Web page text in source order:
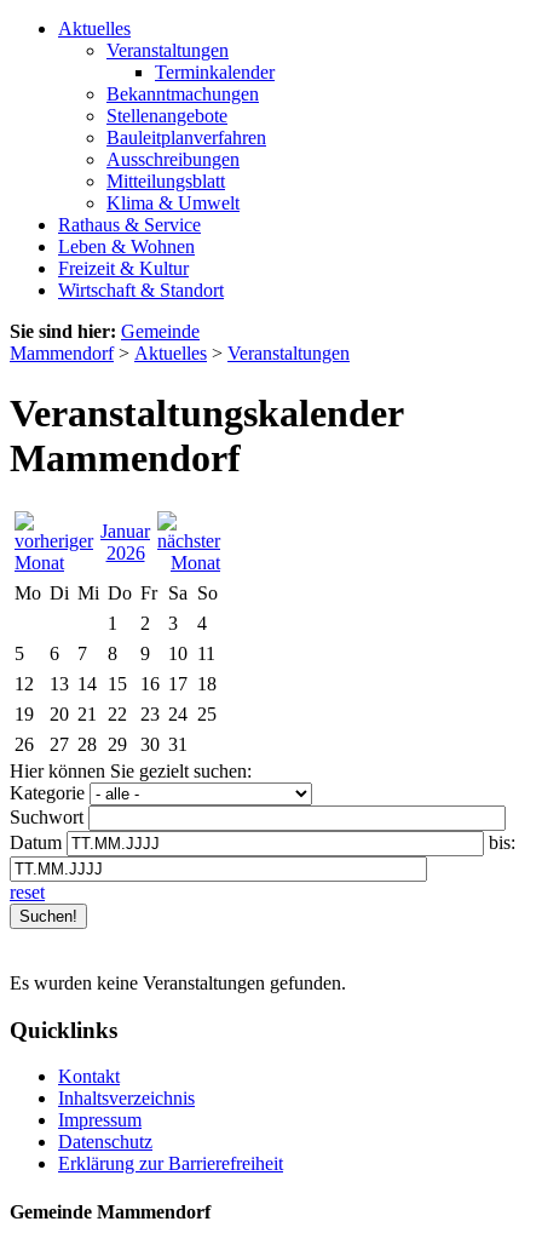
Aktuelles
Veranstaltungen
Terminkalender
Bekanntmachungen
Stellenangebote
Bauleitplanverfahren
Ausschreibungen
Mitteilungsblatt
Klima & Umwelt
Rathaus & Service
Leben & Wohnen
Freizeit & Kultur
Wirtschaft & Standort
Sie sind hier: Gemeinde
Mammendorf> Aktuelles > Veranstaltungen
Veranstaltungskalender
Mammendorf
Januar
2026
Mo Di Mi Do Fr Sa So
1
2 3
4
5
6 7 8 9 10 11
12
13 14 15 16 17 18
19
20 21 22 23 24 25
26
27 28 29 30 31
Hier können Sie gezielt suchen:
Kategorie
Suchwort
Datum
bis:
reset
Es wurden keine Veranstaltungen gefunden.
Quicklinks
Kontakt
Inhaltsverzeichnis
Impressum
Datenschutz
Erklärung zur Barrierefreiheit
Gemeinde Mammendorf